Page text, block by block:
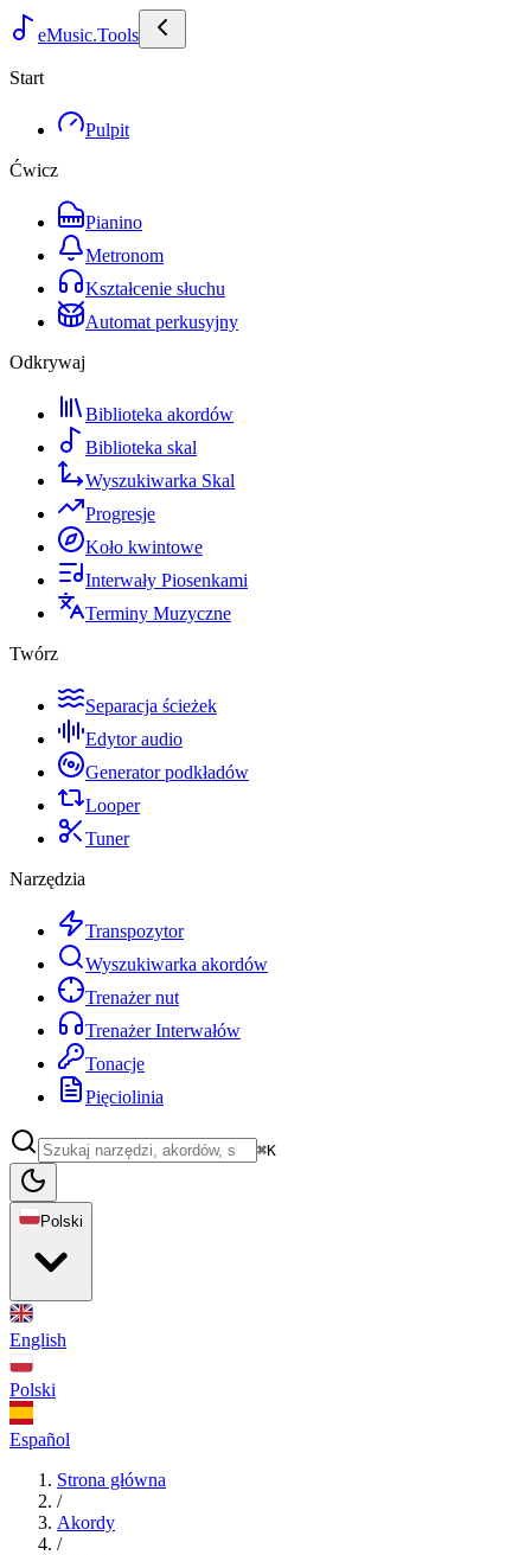
eMusic.Tools
Start
Pulpit
Ćwicz
Pianino
Metronom
Kształcenie słuchu
Automat perkusyjny
Odkrywaj
Biblioteka akordów
Biblioteka skal
Wyszukiwarka Skal
Progresje
Koło kwintowe
Interwały Piosenkami
Terminy Muzyczne
Twórz
Separacja ścieżek
Edytor audio
Generator podkładów
Looper
Tuner
Narzędzia
Transpozytor
Wyszukiwarka akordów
Trenażer nut
Trenażer Interwałów
Tonacje
Pięciolinia
⌘K
Polski
English
Polski
Español
Strona główna
/
Akordy
/